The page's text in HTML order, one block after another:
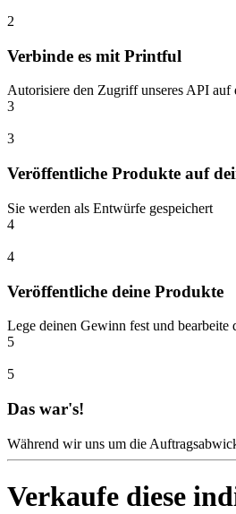
2
Verbinde es mit Printful
Autorisiere den Zugriff unseres API auf
3
3
Veröffentliche Produkte auf
Sie werden als Entwürfe gespeichert
4
4
Veröffentliche deine Produkte
Lege deinen Gewinn fest und bearbeite
5
5
Das war's!
Während wir uns um die
Verkaufe diese